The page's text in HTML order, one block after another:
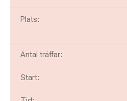
Plats:
Antal träffar:
Start: